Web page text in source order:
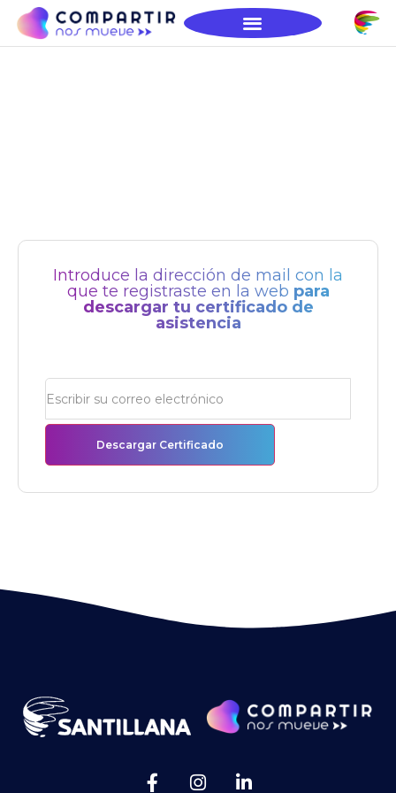
Certificados
Introduce la dirección de mail con la
que te registraste en la web para
descargar tu certificado de
asistencia